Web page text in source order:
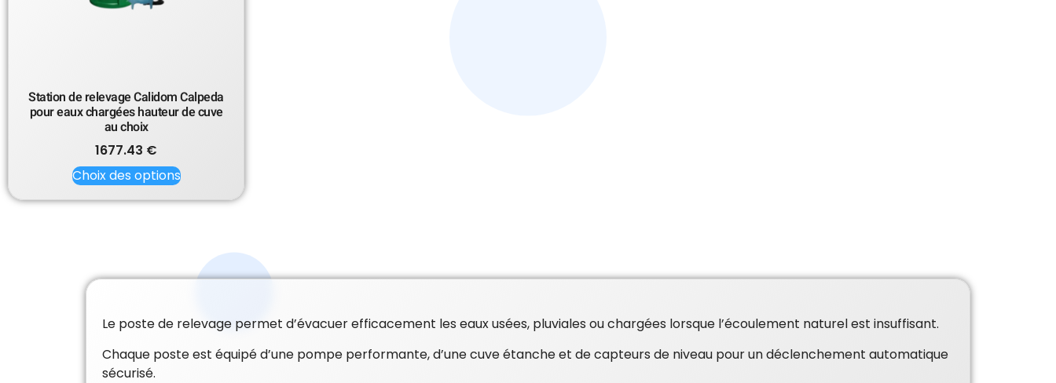
Station de relevage Calidom Calpeda
pour eaux chargées hauteur de cuve
au choix
1677.43 €
Choix des options
Le poste de relevage permet d’évacuer efficacement les eaux usées, pluviales ou chargées lorsque l’écoulement naturel est insuffisant.
Chaque poste est équipé d’une pompe performante, d’une cuve étanche et de capteurs de niveau pour un déclenchement automatique
sécurisé.